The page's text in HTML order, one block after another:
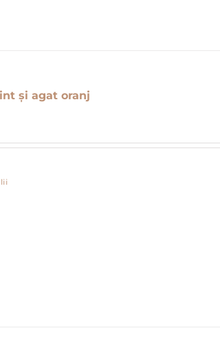
și agat oranj